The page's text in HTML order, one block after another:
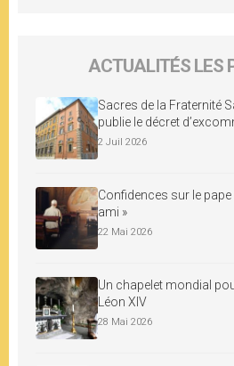
ACTUALITÉS LES
Sacres de la Fraternité
publie le décret
2 Juil 2026
Confidences sur le pape
ami »
22 Mai 2026
Un chapelet mondial
Léon XIV
28 Mai 2026